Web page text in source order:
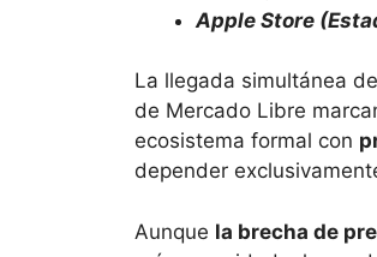
Apple Store
La llegada simultánea
de Mercado Libre
ecosistema formal con
depender
Aunque la brecha de